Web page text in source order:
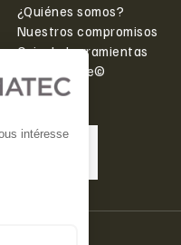
¿Quiénes somos?
Nuestros compromisos
Caja de herramientas
PlanetScore©